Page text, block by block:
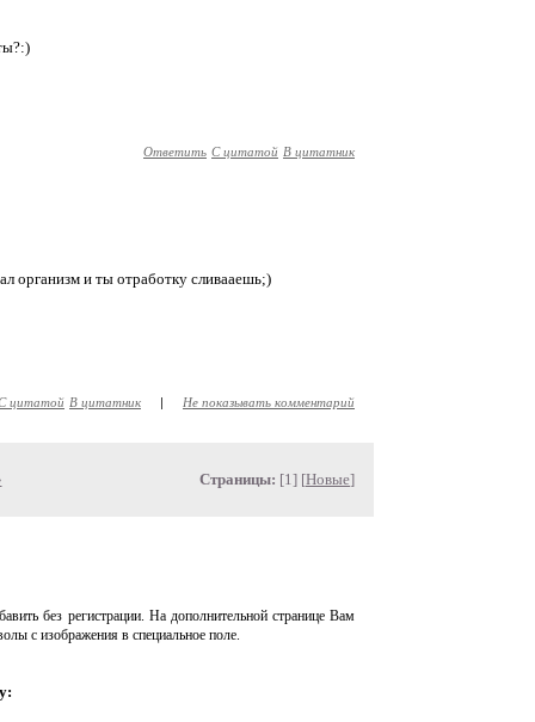
Ответить С цитатой В цитатник
организм и ты отработку сливааешь;)
цитатой В цитатник | Не показывать комментарий
Страницы: [1] [Новые]
без регистрации. На дополнительной странице Вам
с изображения в специальное поле.